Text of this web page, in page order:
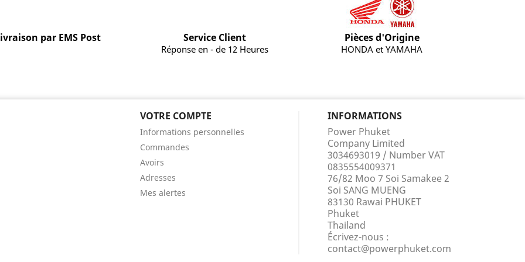
par EMS Post Service Client
Réponse en - de 12 Heures
Pièces d'Origine
HONDA et YAMAHA
VOTRE COMPTE
Informations personnelles
Commandes
Avoirs
Adresses
Mes alertes
INFORMATIONS
Power Phuket
Company Limited
3034693019 / Number VAT
0835554009371
76/82 Moo 7 Soi Samakee 2
Soi SANG MUENG
83130 Rawai PHUKET
Phuket
Thailand
Écrivez-nous :
contact@powerphuket.com